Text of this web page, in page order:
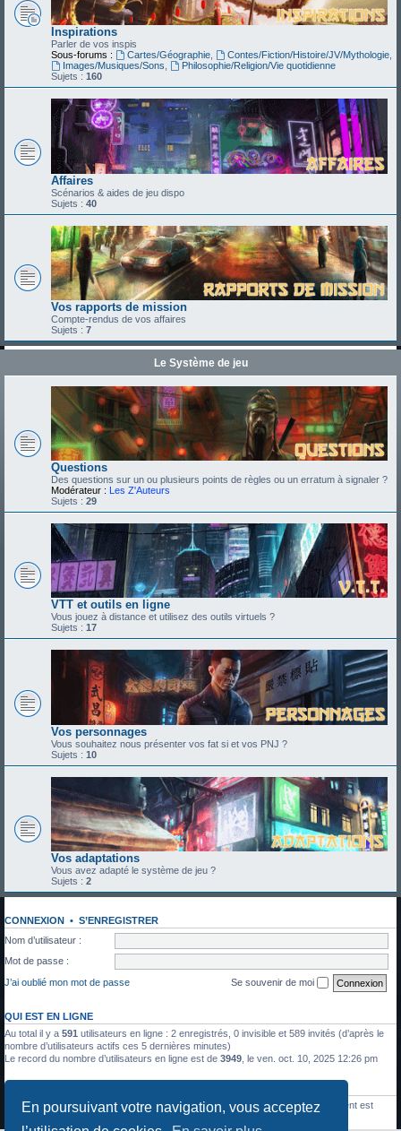
En poursuivant votre navigation, vous acceptez
Inspirations
Parler de vos inspis
Sous-forums :
Cartes/Géographie, Contes/Fiction/Histoire/JV/Mythologie,
Images/Musiques/Sons
Philosophie/Religion/Vie quotidienne
Sujets : 160
Affaires
Scénarios & aides de jeu dispo
Sujets : 40
Vos rapports de mission
Compte-rendus de vos affaires
Sujets : 7
Le Système de jeu
Questions
Des questions sur un ou plusieurs points de règles ou un erratum à signaler ?
Modérateur : Les Z'Auteurs
Sujets : 29
VTT et outils en ligne
Vous jouez à distance et utilisez des outils virtuels ?
Sujets : 17
Vos personnages
Vous souhaitez nous présenter vos fat si et vos PNJ ?
Sujets : 10
Vos adaptations
Vous avez adapté le système de jeu ?
Sujets : 2
CONNEXION • S’ENREGISTRER
Nom d’utilisateur :
Mot de passe :
J’ai oublié mon mot de passe
Se souvenir de moi
QUI EST EN LIGNE
Au total il y a 591 utilisateurs en ligne : 2 enregistrés, 0 invisible et 589 invités (d’après le
nombre d’utilisateurs actifs ces 5 dernières minutes)
Le record du nombre d’utilisateurs en ligne est de 3949 , le ven. oct. 10, 2025 12:26 pm
1336messages • 428sujets •27membres • Le membre enregistré le plus récent est
Julien Moreau